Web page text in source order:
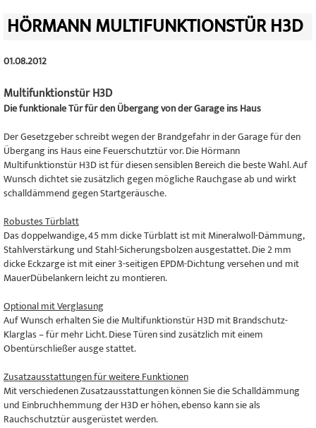
HÖRMANN MULTIFUNKTIONSTÜR H3D
01.08.2012
Multifunktionstür H3D
Die funktionale Tür für den Übergang von der Garage ins Haus
Der Gesetzgeber schreibt wegen der Brandgefahr in der Garage für den
Übergang ins Haus eine Feuerschutztür vor. Die Hörmann
Multifunktionstür H3D ist für diesen sensiblen Bereich die beste Wahl. Auf
Wunsch dichtet sie zusätzlich gegen mögliche Rauchgase ab und wirkt
schalldämmend gegen Startgeräusche.
Robustes Türblatt
Das doppelwandige, 45 mm dicke Türblatt ist mit Mineralwoll-Dämmung,
Stahlverstärkung und Stahl-Sicherungsbolzen ausgestattet. Die 2 mm
dicke Eckzarge ist mit einer 3-seitigen EPDM-Dichtung versehen und mit
MauerDübelankern leicht zu montieren.
Optional mit Verglasung
Auf Wunsch erhalten Sie die Multifunktionstür H3D mit Brandschutz-
Klarglas – für mehr Licht. Diese Türen sind zusätzlich mit einem
Obentürschließer ausge stattet.
Zusatzausstattungen für weitere Funktionen
Mit verschiedenen Zusatzausstattungen können Sie die Schalldämmung
und Einbruchhemmung der H3D er höhen, ebenso kann sie als
Rauchschutztür ausgerüstet werden.